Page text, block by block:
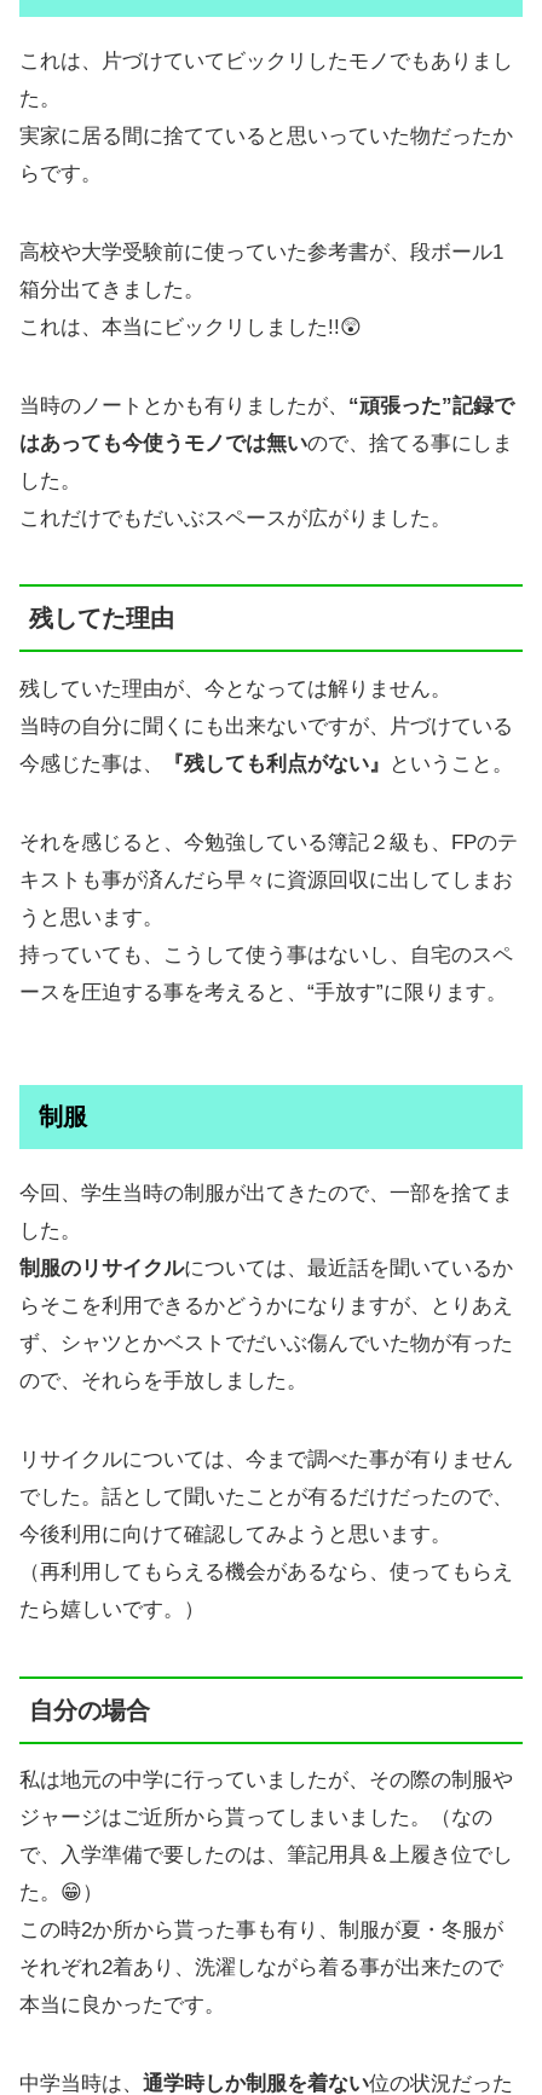
これは、片づけていてビックリしたモノでもありまし
た。
実家に居る間に捨てていると思いっていた物だったか
らです。
高校や大学受験前に使っていた参考書が、段ボール1
箱分出てきました。
これは、本当にビックリしました!!😲
当時のノートとかも有りましたが、 “頑張った”記録で
はあっても今使うモノでは無いので、捨てる事にしま
した。
これだけでもだいぶスペースが広がりました。
残してた理由
残していた理由が、今となっては解りません。
当時の自分に聞くにも出来ないですが、片づけている
今感じた事は、
『残しても利点がない』 ということ。
それを感じると、今勉強している簿記２級も、FPのテ
キストも事が済んだら早々に資源回収に出してしまお
うと思います。
持っていても、こうして使う事はないし、自宅のスペ
ースを圧迫する事を考えると、“手放す”に限ります。
制服
今回、学生当時の制服が出てきたので、一部を捨てま
した。
制服のリサイクルについては、最近話を聞いているか
らそこを利用できるかどうかになりますが、とりあえ
ず、シャツとかベストでだいぶ傷んでいた物が有った
ので、それらを手放しました。
リサイクルについては、今まで調べた事が有りません
でした。話として聞いたことが有るだけだったので、
今後利用に向けて確認してみようと思います。
（再利用してもらえる機会があるなら、使ってもらえ
たら嬉しいです。）
自分の場合
私は地元の中学に行っていましたが、その際の制服や
ジャージはご近所から貰ってしまいました。（なの
で、入学準備で要したのは、筆記用具＆上履き位でし
た。😁）
この時2か所から貰った事も有り、制服が夏・冬服が
それぞれ2着あり、洗濯しながら着る事が出来たので
本当に良かったです。
中学当時は、 通学時しか制服を着ない位の状況だった